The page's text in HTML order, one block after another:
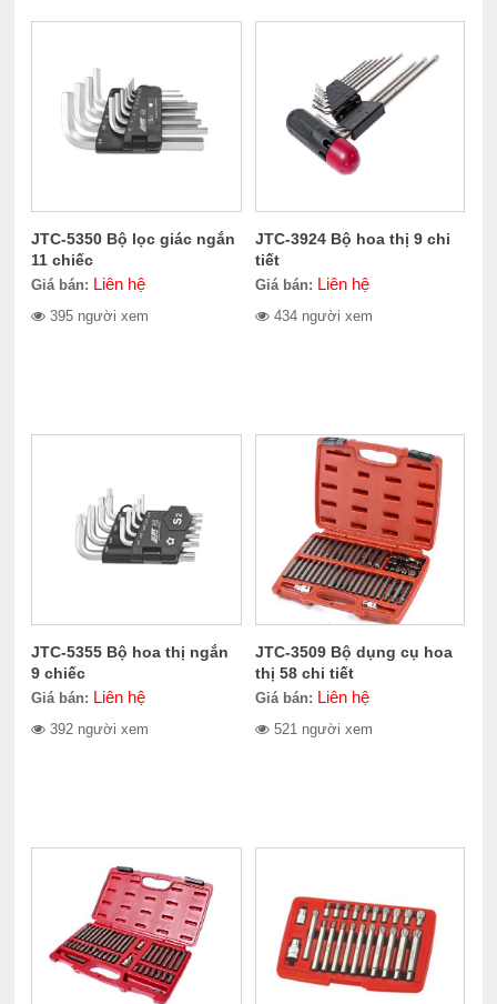
JTC-5350 Bộ lọc giác ngắn
11 chiếc
Giá bán: Liên hệ
395 người xem
JTC-3924 Bộ hoa thị 9 chi
tiết
Giá bán: Liên hệ
434 người xem
JTC-5355 Bộ hoa thị ngắn
9 chiếc
Giá bán: Liên hệ
392 người xem
JTC-3509 Bộ dụng cụ hoa
thị 58 chi tiết
Giá bán: Liên hệ
521 người xem